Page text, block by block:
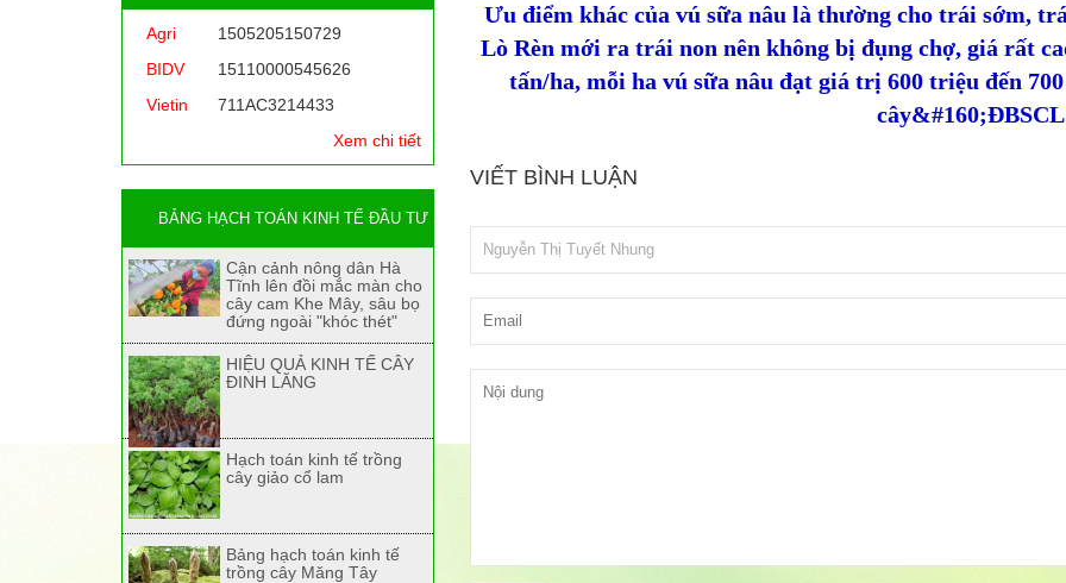
Agri
1505205150729
BIDV
15110000545626
Vietin
711AC3214433
Xem chi tiết
BẢNG HẠCH TOÁN KINH TẾ ĐẦU TƯ
Cận cảnh nông dân Hà
Tĩnh lên đồi mắc màn cho
cây cam Khe Mây, sâu bọ
đứng ngoài "khóc thét"
HIỆU QUẢ KINH TẾ CÂY
ĐINH LĂNG
Hạch toán kinh tế trồng
cây giảo cổ lam
Bảng hạch toán kinh tế
trồng cây Măng Tây
Ưu điểm khác của vú sữa nâu là thường cho trái sớm,
Lò Rèn mới ra trái non nên không bị đụng chợ, giá rất
tấn/ha, mỗi ha vú sữa nâu đạt giá trị 600 triệu đến
VIẾT BÌNH LUẬN